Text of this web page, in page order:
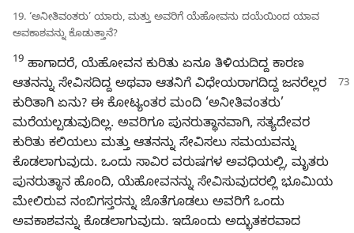
19. ‘ಅನೀತಿವಂತರು’ ಯಾರು, ಮತ್ತು ಅವರಿಗೆ ಯೆಹೋವನು ದಯೆಯಿಂದ ಯಾವ
ಅವಕಾಶವನ್ನು ಕೊಡುತ್ತಾನೆ?
19 ಹಾಗಾದರೆ, ಯೆಹೋವನ ಕುರಿತು ಏನೂ ತಿಳಿಯದಿದ್ದ ಕಾರಣ
ಆತನನ್ನು ಸೇವಿಸದಿದ್ದಅಥವಾ ಆತನಿಗೆ ವಿಧೇಯರಾಗದಿದ್ದ ಜನರೆಲ್ಲರ
ಕುರಿತಾಗಿ ಏನು? ಈ ಕೋಟ್ಯಂತರ ಮಂದಿ ‘ಅನೀತಿವಂತರು’
ಮರೆಯಲ್ಪಡುವುದಿಲ್ಲ. ಅವರಿಗೂ ಪುನರುತ್ಥಾನವಾಗಿ, ಸತ್ಯದೇವರ
ಕುರಿತು ಕಲಿಯಲು ಮತ್ತು ಆತನನ್ನು ಸೇವಿಸಲು ಸಮಯವನ್ನು
ಕೊಡಲಾಗುವುದು. ಒಂದು ಸಾವಿರ ವರುಷಗಳ ಅವಧಿಯಲ್ಲಿ, ಮೃತರು
ಪುನರುತ್ಥಾನ ಹೊಂದಿ, ಯೆಹೋವನನ್ನು ಸೇವಿಸುವುದರಲ್ಲಿ ಭೂಮಿಯ
ಮೇಲಿರುವ ನಂಬಿಗಸ್ತರನ್ನು ಜೊತೆಗೂಡಲು ಅವರಿಗೆ ಒಂದು
ಅವಕಾಶವನ್ನು ಕೊಡಲಾಗುವುದು. ಇದೊಂದು ಅದ್ಭುತಕರವಾದ